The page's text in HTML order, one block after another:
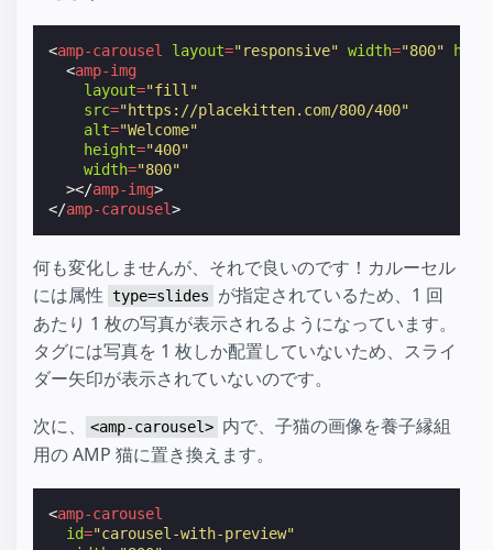
<amp-carousel layout="responsive" width="800"
<amp-img
layout="fill"
src="https://placekitten.com/800/400"
alt="Welcome"
height="400"
width="800"
></amp-img>
</amp-carousel>
何も変化しませんが、それで良いのです！カルーセル
には属性 type=slides
が指定されているため、1 回
あたり 1 枚の写真が表示されるようになっています。
タグには写真を 1 枚しか配置していないため、スライ
ダー矢印が表示されていないのです。
次に、
<amp-carousel> 内で、子猫の画像を養子縁組
用の AMP 猫に置き換えます。
<amp-carousel
id="carousel-with-preview"